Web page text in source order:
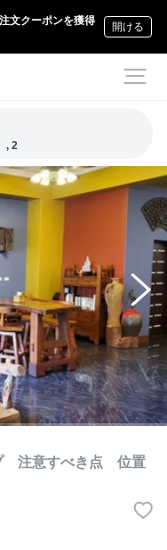
文クーポンを獲得
開ける
, 2
注意すべき点 位置